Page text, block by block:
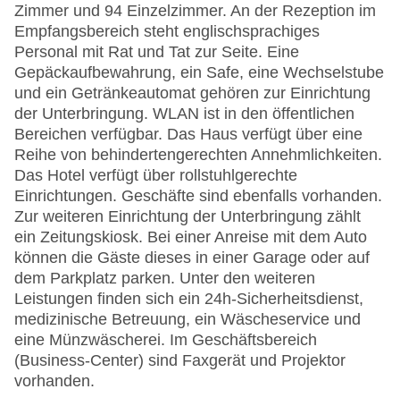
Zimmer und 94 Einzelzimmer. An der Rezeption im
Empfangsbereich steht englischsprachiges
Personal mit Rat und Tat zur Seite. Eine
Gepäckaufbewahrung, ein Safe, eine Wechselstube
und ein Getränkeautomat gehören zur Einrichtung
der Unterbringung. WLAN ist in den öffentlichen
Bereichen verfügbar. Das Haus verfügt über eine
Reihe von behindertengerechten Annehmlichkeiten.
Das Hotel verfügt über rollstuhlgerechte
Einrichtungen. Geschäfte sind ebenfalls vorhanden.
Zur weiteren Einrichtung der Unterbringung zählt
ein Zeitungskiosk. Bei einer Anreise mit dem Auto
können die Gäste dieses in einer Garage oder auf
dem Parkplatz parken. Unter den weiteren
Leistungen finden sich ein 24h-Sicherheitsdienst,
medizinische Betreuung, ein Wäscheservice und
eine Münzwäscherei. Im Geschäftsbereich
(Business-Center) sind Faxgerät und Projektor
vorhanden.